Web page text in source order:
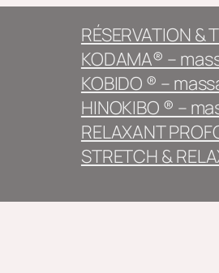
RÉSERVATION &
KODAMA® –
KOBIDO ® –
HINOKIBO ® –
RELAXANT
STRETCH &